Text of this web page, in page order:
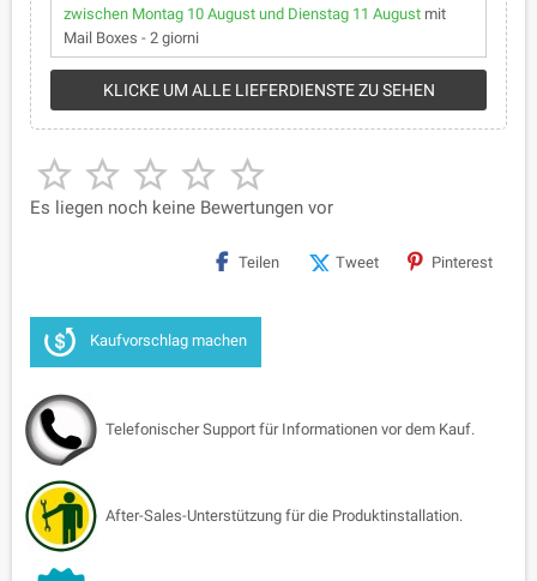
zwischen Montag 10 August und Dienstag 11 August mit
Mail Boxes - 2 giorni
KLICKE UM ALLE LIEFERDIENSTE ZU SEHEN
    
Es liegen noch keine Bewertungen vor
Teilen Tweet Pinterest
Kaufvorschlag machen
Telefonischer Support für Informationen vor dem Kauf.
After-Sales-Unterstützung für die Produktinstallation.